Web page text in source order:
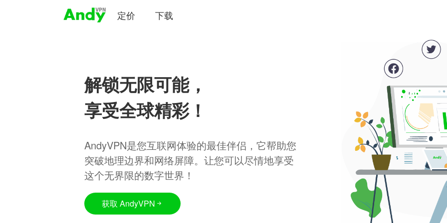
定价 下载
解锁无限可能，
享受全球精彩！
AndyVPN是您互联网体验的最佳伴侣，它帮助您
突破地理边界和网络屏障。让您可以尽情地享受
这个无界限的数字世界！
获取 AndyVPN